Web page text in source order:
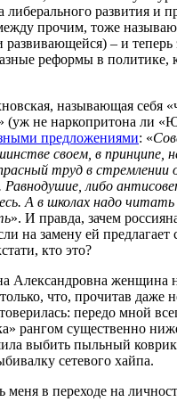
либерального развития и
прочим, тоже
– и теперь
реформы в политике,
называющая себя
(уж не наркопритона ли
предложениями: «
своем, в принципе,
труд в стремлении
либо
А в школах надо
». И правда, зачем
на замену ей предлагает
кто это?
Александровна женщина
что, прочитав даже
передо мной
рангом существенно
выбить пыльный
сетевого хайпа.
меня в переходе на